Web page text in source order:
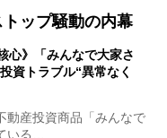
トップ騒動の内幕
心》「みんなで大家さ
資トラブル“異常なく
産投資商品「みんなで
いる…